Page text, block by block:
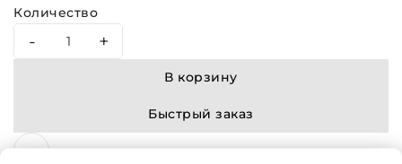
Количество
- +
В корзину
Быстрый заказ